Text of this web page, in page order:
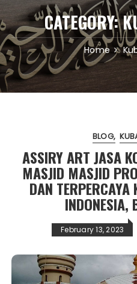
CATEGORY:
Home
BLOG
ASSIRY ART JASA
MASJID MASJID
DAN
INDONESIA,
February 13, 2023